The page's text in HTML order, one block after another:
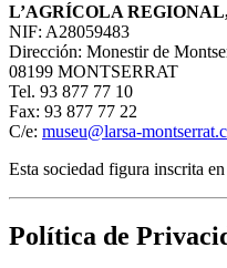
L’AGRÍCOLA
NIF: A28059483
Dirección: Monestir de
08199 MONTSERRAT
Tel. 93 877 77 10
Fax: 93 877 77 22
C/e: museu@larsa-
Esta sociedad figura inscrita
Política de